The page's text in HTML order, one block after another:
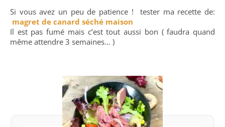
Si vous avez un peu de patience ! tester ma recette de:
magret de canard séché maison
Il est pas fumé mais c’est tout aussi bon ( faudra quand
même attendre 3 semaines… )